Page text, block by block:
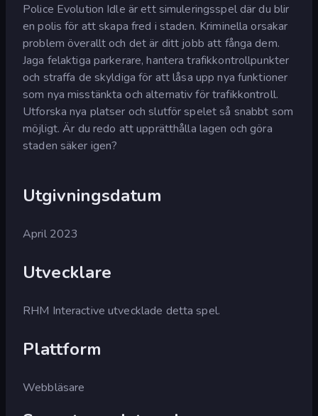
Police Evolution Idle är ett simuleringsspel där du blir
en polis för att skapa fred i staden. Kriminella orsakar
problem överallt och det är ditt jobb att fånga dem.
Jaga felaktiga parkerare, hantera trafikkontrollpunkter
och straffa de skyldiga för att låsa upp nya funktioner
som nya misstänkta och alternativ för trafikkontroll.
Utforska nya platser och slutför spelet så snabbt som
möjligt. Är du redo att upprätthålla lagen och göra
staden säker igen?
Utgivningsdatum
April 2023
Utvecklare
RHM Interactive utvecklade detta spel.
Plattform
Webbläsare